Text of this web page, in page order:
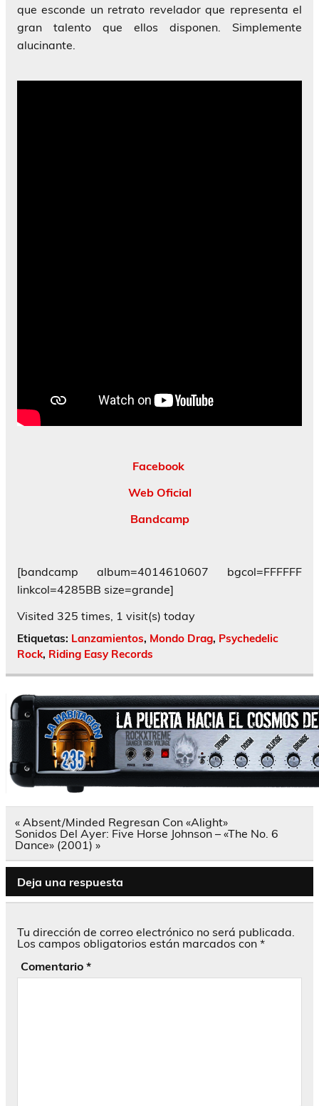
que esconde un retrato revelador que representa el
gran talento que ellos disponen. Simplemente
alucinante.
Facebook
Web Oficial
Bandcamp
[bandcamp album=4014610607 bgcol=FFFFFF
linkcol=4285BB size=grande]
Visited 325 times, 1 visit(s) today
Etiquetas: Lanzamientos, Mondo Drag, Psychedelic
Rock, Riding Easy Records
Navegación
de
entradas
« Absent/Minded Regresan Con «Alight»
Sonidos Del Ayer: Five Horse Johnson – «The No. 6
Dance» (2001) »
Deja una respuesta
Tu dirección de correo electrónico no será publicada.
Los campos obligatorios están marcados con *
Comentario *